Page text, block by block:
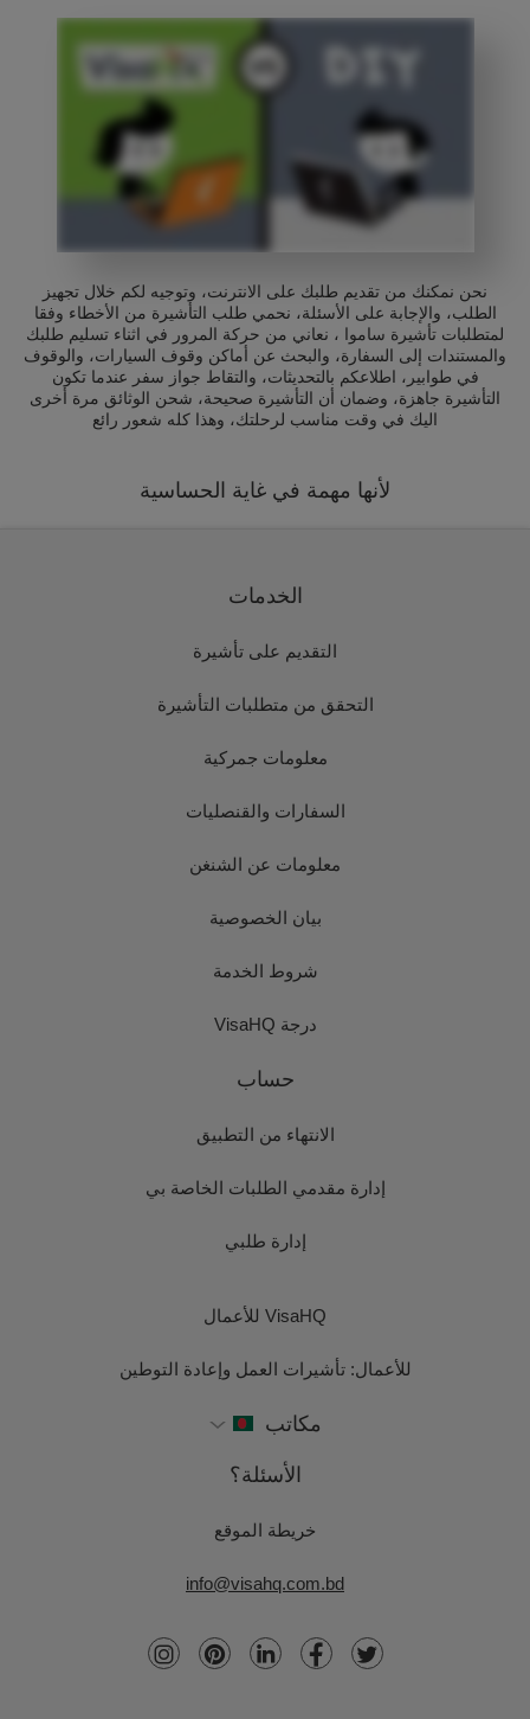
نحن نمكنك من تقديم طلبك على الانترنت، وتوجيه لكم خلال تجهيز
الطلب، والإجابة على الأسئلة، نحمي طلب التأشيرة من الأخطاء وفقا
لمتطلبات تأشيرة ساموا ، نعاني من حركة المرور في اثناء تسليم طلبك
والمستندات إلى السفارة، والبحث عن أماكن وقوف السيارات، والوقوف
في طوابير، اطلاعكم بالتحديثات، والتقاط جواز سفر عندما تكون
التأشيرة جاهزة، وضمان أن التأشيرة صحيحة، شحن الوثائق مرة أخرى
اليك في وقت مناسب لرحلتك، وهذا كله شعور رائع
لأنها مهمة في غاية الحساسية
الخدمات
التقديم على تأشيرة
التحقق من متطلبات التأشيرة
معلومات جمركية
السفارات والقنصليات
معلومات عن الشنغن
بيان الخصوصية
شروط الخدمة
درجة VisaHQ
حساب
الانتهاء من التطبيق
إدارة مقدمي الطلبات الخاصة بي
إدارة طلبي
VisaHQ للأعمال
للأعمال: تأشيرات العمل وإعادة التوطين
مكاتب
الأسئلة؟
خريطة الموقع
info@visahq.com.bd